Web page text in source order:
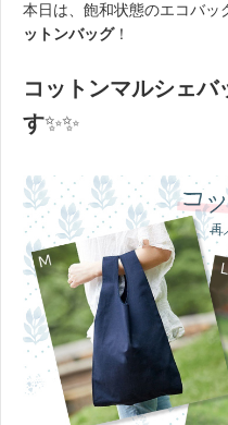
本日は、飽和状態のエコバッ
ットンバッグ！
コットンマルシェ
す✨✨